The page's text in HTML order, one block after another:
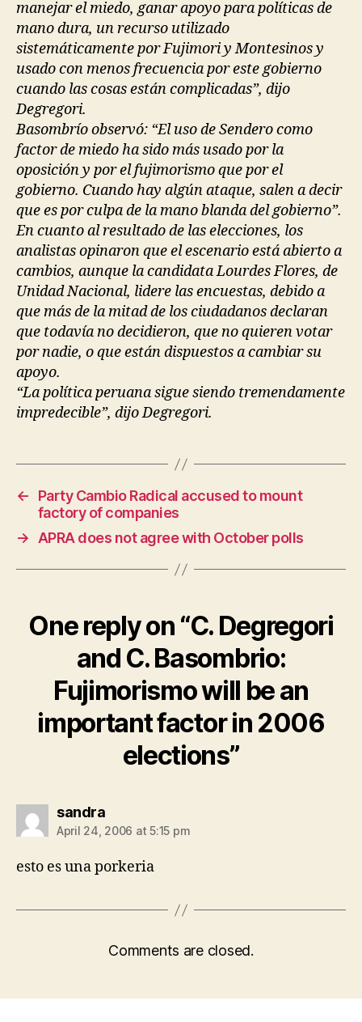
manejar el miedo, ganar apoyo para políticas de
mano dura, un recurso utilizado
sistemáticamente por Fujimori y Montesinos y
usado con menos frecuencia por este gobierno
cuando las cosas están complicadas”, dijo
Degregori.
Basombrío observó: “El uso de Sendero como
factor de miedo ha sido más usado por la
oposición y por el fujimorismo que por el
gobierno. Cuando hay algún ataque, salen a decir
que es por culpa de la mano blanda del gobierno”.
En cuanto al resultado de las elecciones, los
analistas opinaron que el escenario está abierto a
cambios, aunque la candidata Lourdes Flores, de
Unidad Nacional, lidere las encuestas, debido a
que más de la mitad de los ciudadanos declaran
que todavía no decidieron, que no quieren votar
por nadie, o que están dispuestos a cambiar su
apoyo.
“La política peruana sigue siendo tremendamente
impredecible”, dijo Degregori.
←
Party Cambio Radical accused to mount
factory of companies
→
APRA does not agree with October polls
One reply on “C. Degregori
and C. Basombrio:
Fujimorismo will be an
important factor in 2006
elections”
sandrasays:
April 24, 2006 at 5:15 pm
esto es una porkeria
Comments are closed.